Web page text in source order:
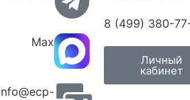
Max
8 (499) 380-
Личный
кабинет